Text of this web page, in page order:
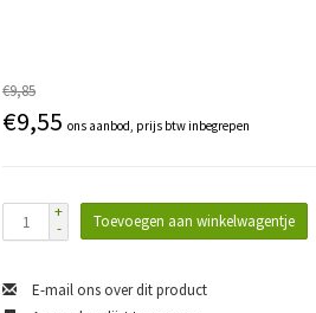
€9,85
€9,55ons aanbod, prijs btw inbegrepen
+
-
Toevoegen aan winkelwagentje
E-mail ons over dit product